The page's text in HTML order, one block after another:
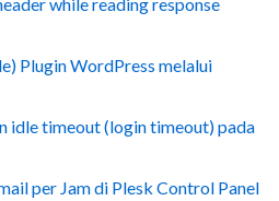
Plugin WordPress melalui
idle timeout (login timeout) pada
per Jam di Plesk Control Panel